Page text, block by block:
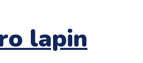
lapin